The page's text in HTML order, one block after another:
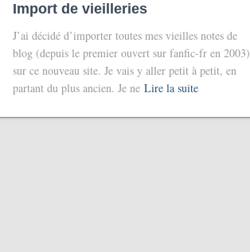
Import de vieilleries
J’ai décidé d’importer toutes mes vieilles notes de
blog (depuis le premier ouvert sur fanfic-fr en 2003)
sur ce nouveau site. Je vais y aller petit à petit, en
partant du plus ancien. Je ne Lire la suite